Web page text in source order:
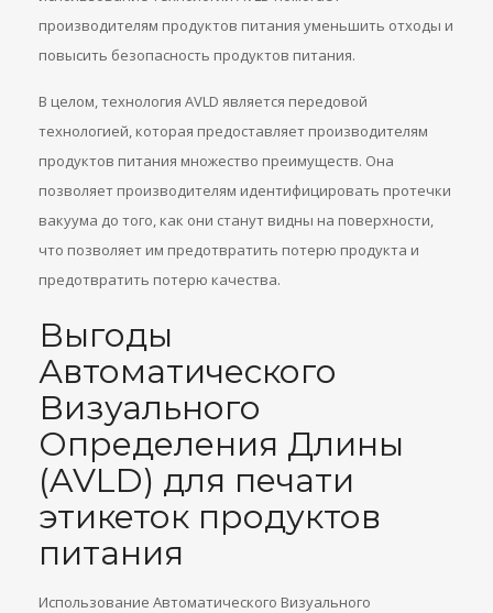
производителям продуктов питания уменьшить отходы и
повысить безопасность продуктов питания.
В целом, технология AVLD является передовой
технологией, которая предоставляет производителям
продуктов питания множество преимуществ. Она
позволяет производителям идентифицировать протечки
вакуума до того, как они станут видны на поверхности,
что позволяет им предотвратить потерю продукта и
предотвратить потерю качества.
Выгоды
Автоматического
Визуального
Определения Длины
(AVLD) для печати
этикеток продуктов
питания
Использование Автоматического Визуального